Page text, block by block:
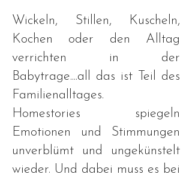
Wickeln, Stillen, Kuscheln,
Kochen oder den Alltag
verrichten in der
Babytrage....all das ist Teil des
Familienalltages.
Homestories spiegeln
Emotionen und Stimmungen
unverblümt und ungekünstelt
wieder. Und dabei muss es bei